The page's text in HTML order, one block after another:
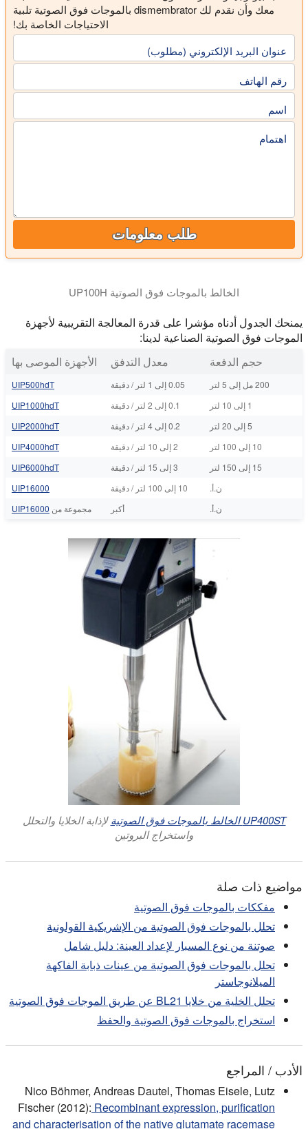
معك وأن نقدم لك dismembrator بالموجات فوق الصوتية تلبية
الاحتياجات الخاصة بك!
عنوان البريد الإلكتروني (مطلوب)
رقم الهاتف
اسم
اهتمام
طلب معلومات
الخالط بالموجات فوق الصوتية UP100H
يمنحك الجدول أدناه مؤشرا على قدرة المعالجة التقريبية لأجهزة
الموجات فوق الصوتية الصناعية لدينا:
حجم الدفعة
معدل التدفق الأجهزة الموصى بها
200 مل إلى 5 لتر 0.05 إلى 1 لتر / دقيقة
UIP500hdT
1 إلى 10 لتر
0.1 إلى 2 لتر / دقيقة
UIP1000hdT
5 إلى 20 لتر
0.2 إلى 4 لتر / دقيقة
UIP2000hdT
10 إلى 100 لتر
2 إلى 10 لتر / دقيقة
UIP4000hdT
15 إلى 150 لتر
3 إلى 15 لتر / دقيقة
UIP6000hdT
ن.أ.
10 إلى 100 لتر / دقيقة
UIP16000
ن.أ.
أكبر مجموعة من UIP16000
UP400ST الخالط بالموجات فوق الصوتية
لإذابة الخلايا والتحلل
واستخراج البروتين
مواضيع ذات صلة
مفككات بالموجات فوق الصوتية
تحلل بالموجات فوق الصوتية من الإشريكية القولونية
صوتنة من نوع المسبار لإعداد العينة: دليل شامل
تحلل بالموجات فوق الصوتية من عينات ذبابة الفاكهة
الميلانوجاستر
تحلل الخلية من خلايا BL21 عن طريق الموجات فوق الصوتية
استخراج بالموجات فوق الصوتية والحفظ
الأدب / المراجع
Nico Böhmer, Andreas Dautel, Thomas Eisele, Lutz
Fischer (2012): Recombinant expression, purification
and characterisation of the native glutamate racemase